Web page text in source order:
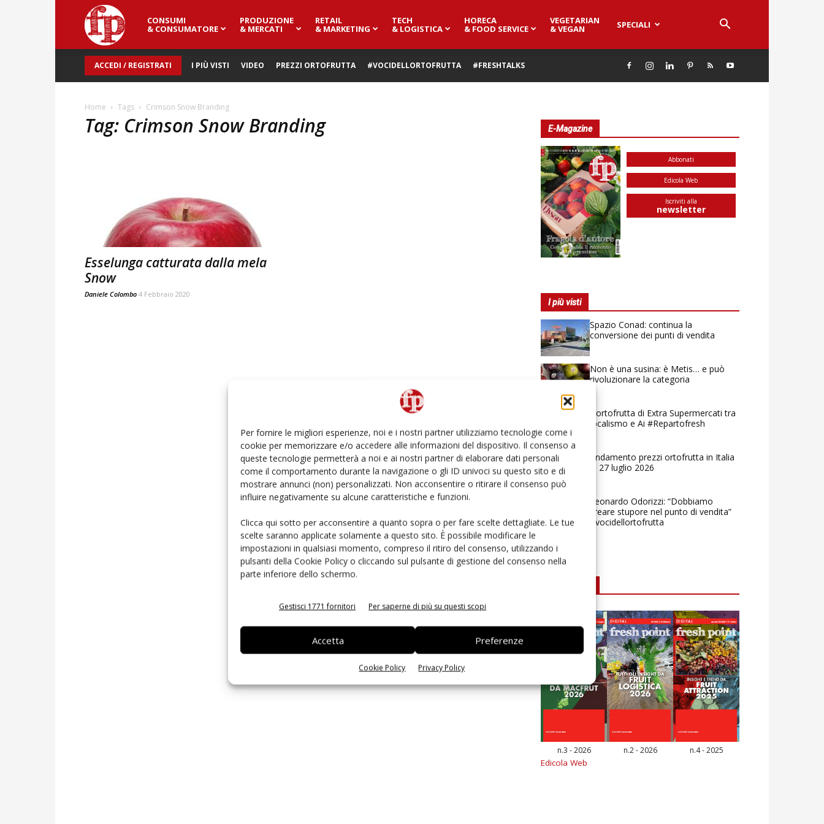
Per fornire le migliori esperienze, noi e i nostri partner utilizziamo tecnologie come i
cookie per memorizzare e/o accedere alle informazioni del dispositivo. Il consenso a
queste tecnologie permetterà a noi e ai nostri partner di elaborare dati personali
come il comportamento durante la navigazione o gli ID univoci su questo sito e di
mostrare annunci (non) personalizzati. Non acconsentire o ritirare il consenso può
influire negativamente su alcune caratteristiche e funzioni.
Clicca qui sotto per acconsentire a quanto sopra o per fare scelte dettagliate. Le tue
scelte saranno applicate solamente a questo sito. È possibile modificare le
impostazioni in qualsiasi momento, compreso il ritiro del consenso, utilizzando i
pulsanti della Cookie Policy o cliccando sul pulsante di gestione del consenso nella
parte inferiore dello schermo.
Gestisci 1771 fornitori Per saperne di più su questi scopi
Accetta Preferenze
Cookie Policy Privacy Policy
Fresh
Point
Magazine
CONSUMI
& CONSUMATORE
PRODUZIONE
& MERCATI
RETAIL
& MARKETING
TECH
& LOGISTICA
HORECA
& FOOD SERVICE
VEGETARIAN
& VEGAN SPECIALI
ACCEDI / REGISTRATI I PIÙ VISTI VIDEO PREZZI ORTOFRUTTA #VOCIDELLORTOFRUTTA #FRESHTALKS
Home Tags Crimson Snow Branding
Tag: Crimson Snow Branding
Esselunga catturata dalla mela
Snow
Daniele Colombo 4 Febbraio 2020
E-Magazine
Abbonati
Edicola Web
Iscriviti alla
newsletter
I più visti
Spazio Conad: continua la
conversione dei punti di vendita
Non è una susina: è Metis… e può
rivoluzionare la categoria
L’ortofrutta di Extra Supermercati tra
localismo e Ai #Repartofresh
Andamento prezzi ortofrutta in Italia
al 27 luglio 2026
Leonardo Odorizzi: “Dobbiamo
creare stupore nel punto di vendita”
#vocidellortofrutta
n.3 - 2026 n.2 - 2026 n.4 - 2025
Edicola Web